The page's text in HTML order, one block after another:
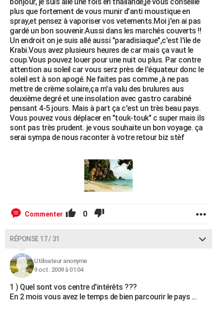
plus que fortement de vous munir d'anti moustique en
spray,et pensez à vaporiser vos vetements.Moi j'en ai pas
gardé un bon souvenir.Aussi dans les marchés couverts !!
Un endroit on je suis allé aussi "paradisiaque",c'est l'ile de
Krabi.Vous avez plusieurs heures de car mais ça vaut le
coup.Vous pouvez louer pour une nuit ou plus. Par contre
attention au soleil car vous serz près de l'équateur donc le
soleil est à son apogé. Ne faites pas comme ,à ne pas
mettre de crème solaire,ça m'a valu des brulures aus
deuxième degré et une insolation avec gastro carabiné
pensant 4-5 jours. Mais à part ça c'est un très beau pays.
Vous pouvez vous déplacer en "touk-touk" c super mais ils
sont pas très prudent. je vous souhaite un bon voyage. ça
serai sympa de nous raconter à votre retour biz stèf
Commenter 0
RÉPONSE 17 / 31
Utilisateur anonyme
9 oct. 2009 à 01:04
1 ) Quel sont vos centre d'intérêts ???
En 2 mois vous avez le temps de bien parcourir le pays ...